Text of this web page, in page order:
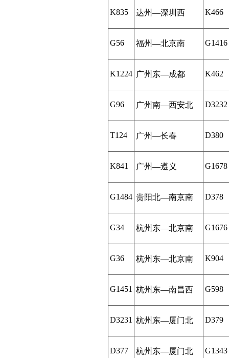
K835 达州—深圳西 K466
G56 福州—北京南 G1416
K1224 广州东—成都 K462
G96 广州南—西安北 D3232
T124 广州—长春 D380
K841 广州—遵义 G1678
G1484 贵阳北—南京南 D378
G34 杭州东—北京南 G1676
G36 杭州东—北京南 K904
G1451 杭州东—南昌西 G598
D3231 杭州东—厦门北 D379
D377 杭州东—厦门北 G1343